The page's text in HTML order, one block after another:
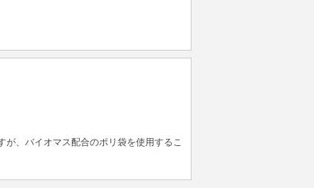
、バイオマス配合のポリ袋を使用するこ